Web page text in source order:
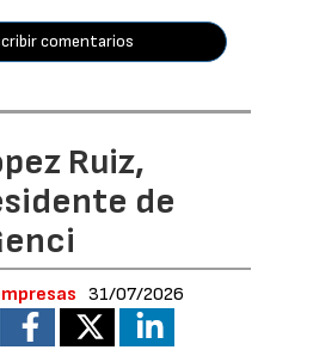
comentarios
Ruiz,
de
31/07/2026